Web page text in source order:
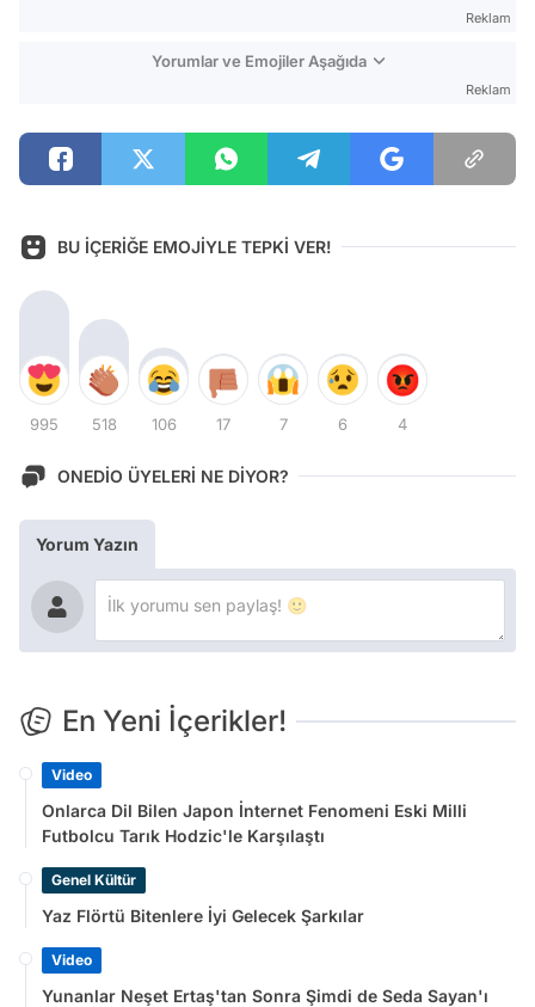
Reklam
Yorumlar ve Emojiler Aşağıda
Reklam
BU İÇERİĞE EMOJİYLE TEPKİ VER!
995 518 106 17 7 6 4
ONEDİO ÜYELERİ NE DİYOR?
Yorum Yazın
En Yeni İçerikler!
Video
Onlarca Dil Bilen Japon İnternet Fenomeni Eski Milli
Futbolcu Tarık Hodzic'le Karşılaştı
Genel Kültür
Yaz Flörtü Bitenlere İyi Gelecek Şarkılar
Video
Yunanlar Neşet Ertaş'tan Sonra Şimdi de Seda Sayan'ı